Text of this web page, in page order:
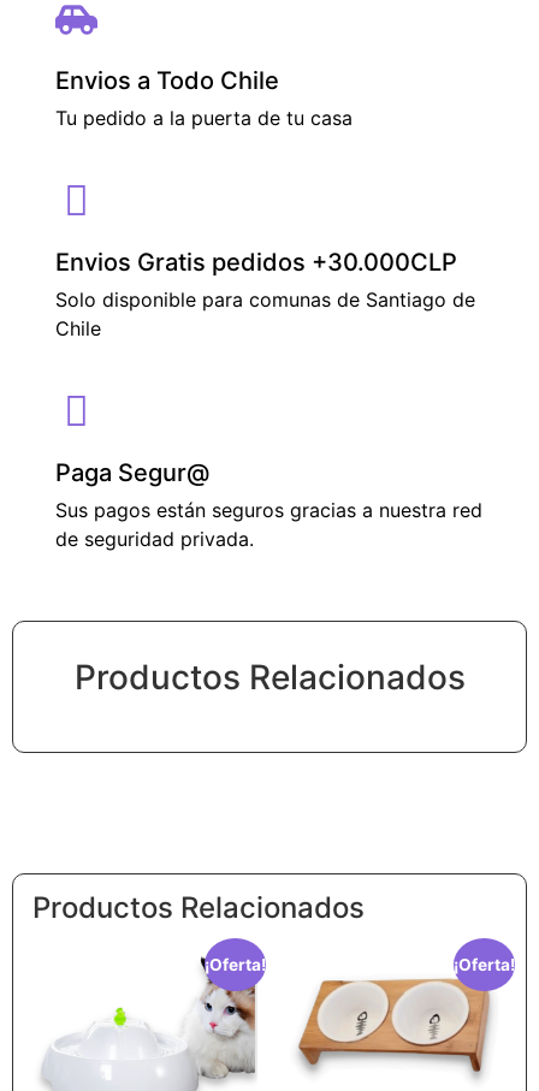
Envios a Todo Chile
Tu pedido a la puerta de tu casa
Envios Gratis pedidos +30.000CLP
Solo disponible para comunas de Santiago de
Chile
Paga Segur@
Sus pagos están seguros gracias a nuestra red
de seguridad privada.
Productos Relacionados
Productos Relacionados
¡Oferta! ¡Oferta!